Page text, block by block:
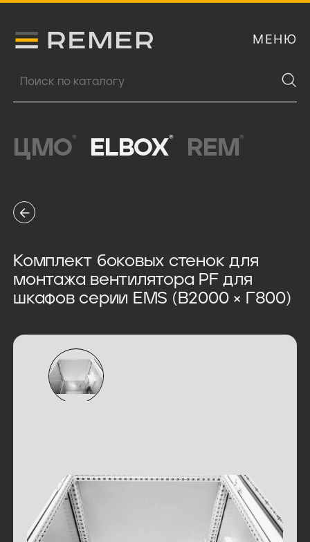
Логитип компании Remer МЕНЮ
Поиск продукции
ЦМО® ELBOX® REM ®
Комплект боковых стенок для
монтажа вентилятора PF для
шкафов серии EMS (В2000 × Г800)